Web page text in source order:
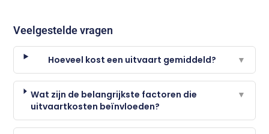
Veelgestelde vragen
Hoeveel kost een uitvaart gemiddeld? ▼
Wat zijn de belangrijkste factoren die
uitvaartkosten beïnvloeden?
▼